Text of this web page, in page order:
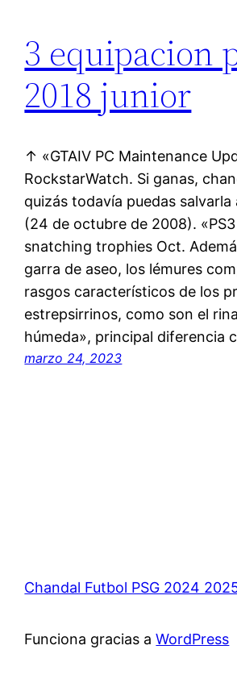
3 equipacion
2018 junior
↑ «GTAIV PC Maintenance
RockstarWatch. Si ganas,
quizás todavía puedas salvarla
(24 de octubre de 2008). «PS3
snatching trophies Oct.
garra de aseo, los lémures
rasgos característicos de los
estrepsirrinos, como son el
húmeda», principal diferencia
marzo 24, 2023
Chandal Futbol PSG 2024
Funciona gracias aWordPress